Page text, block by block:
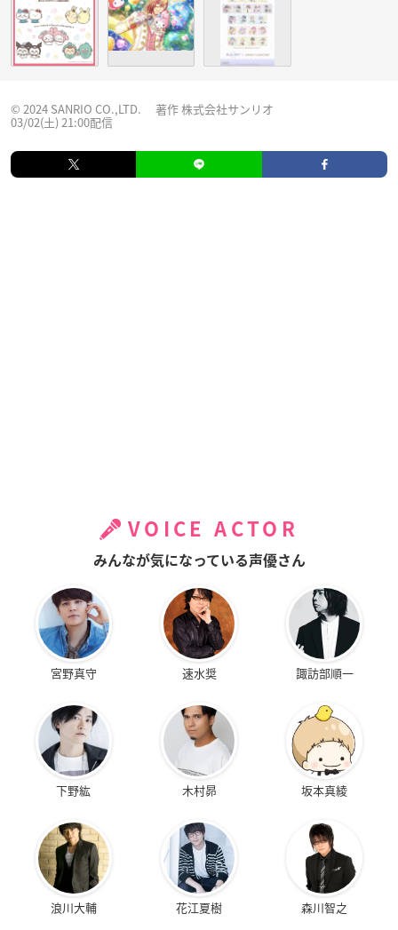
© 2024 SANRIO CO.,LTD. 著作 株式会社サンリオ
03/02(土) 21:00配信
VOICE ACTOR
みんなが気になっている声優さん
宮野真守 速水奨 諏訪部順一
下野紘 木村昴 坂本真綾
浪川大輔 花江夏樹 森川智之